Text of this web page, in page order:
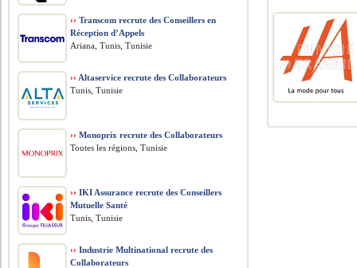
›› Transcom recrute des Conseillers en
Réception d’Appels
Ariana, Tunis, Tunisie
›› Altaservice recrute des Collaborateurs
Tunis, Tunisie
›› Monoprix recrute des Collaborateurs
Toutes les régions, Tunisie
›› IKI Assurance recrute des Conseillers
Mutuelle Santé
Tunis, Tunisie
›› Industrie Multinational recrute des
Collaborateurs